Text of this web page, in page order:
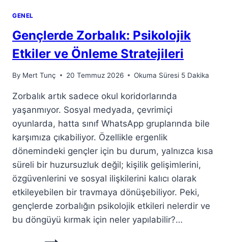
GENEL
Gençlerde Zorbalık: Psikolojik
Etkiler ve Önleme Stratejileri
By Mert Tunç 20 Temmuz 2026 Okuma Süresi 5 Dakika
Zorbalık artık sadece okul koridorlarında
yaşanmıyor. Sosyal medyada, çevrimiçi
oyunlarda, hatta sınıf WhatsApp gruplarında bile
karşımıza çıkabiliyor. Özellikle ergenlik
dönemindeki gençler için bu durum, yalnızca kısa
süreli bir huzursuzluk değil; kişilik gelişimlerini,
özgüvenlerini ve sosyal ilişkilerini kalıcı olarak
etkileyebilen bir travmaya dönüşebiliyor. Peki,
gençlerde zorbalığın psikolojik etkileri nelerdir ve
bu döngüyü kırmak için neler yapılabilir?…
GENÇLERDE